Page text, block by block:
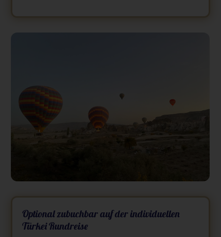
Optional zubuchbar auf der individuellen
Türkei Rundreise